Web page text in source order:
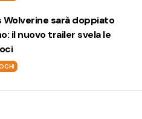
Wolverine sarà doppiato
il nuovo trailer svela le